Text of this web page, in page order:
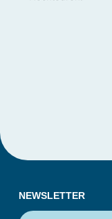
NEWSLETTER